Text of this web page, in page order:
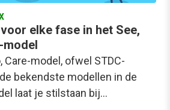
elke fase in het See,
model
Care-model, ofwel STDC-
bekendste modellen in de
laat je stilstaan bij…